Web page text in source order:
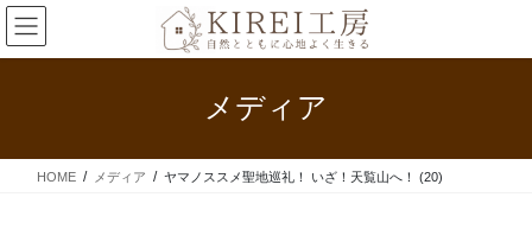
コ
ン
テ
ス
ナ
ビ
ゲ
ン
メディア
HOME メディア ヤマノススメ聖地巡礼！ いざ！天覧山へ！ (20)